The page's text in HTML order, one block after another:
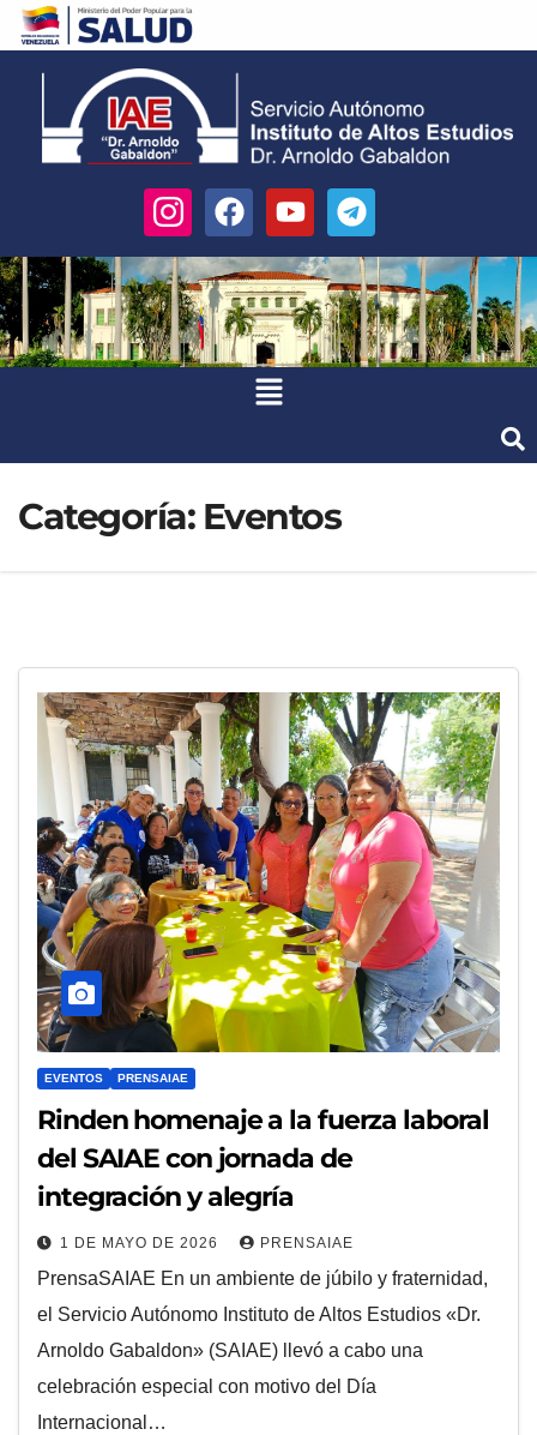
Categoría: Eventos
EVENTOS PRENSAIAE
Rinden homenaje a la fuerza laboral
del SAIAE con jornada de
integración y alegría
1 DE MAYO DE 2026 PRENSAIAE
PrensaSAIAE En un ambiente de júbilo y fraternidad,
el Servicio Autónomo Instituto de Altos Estudios «Dr.
Arnoldo Gabaldon» (SAIAE) llevó a cabo una
celebración especial con motivo del Día
Internacional…